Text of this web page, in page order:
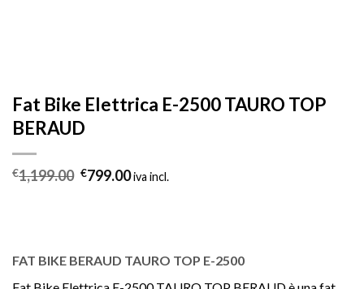
Fat Bike Elettrica E-2500 TAURO TOP
BERAUD
€1,199.00 Il
€799.00Iliva incl.
FAT BIKE BERAUD TAURO TOP E-2500